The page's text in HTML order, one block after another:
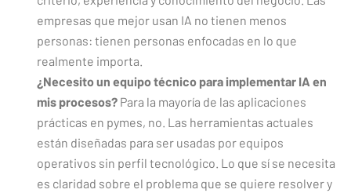
empresas que mejor usan IA no tienen menos
personas: tienen personas enfocadas en lo que
realmente importa.
¿Necesito un equipo técnico para implementar IA en
mis procesos? Para la mayoría de las aplicaciones
prácticas en pymes, no. Las herramientas actuales
están diseñadas para ser usadas por equipos
operativos sin perfil tecnológico. Lo que sí se necesita
es claridad sobre el problema que se quiere resolver y